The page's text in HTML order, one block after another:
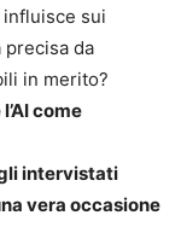
influisce sui
precisa da
in merito?
come
intervistati
vera occasione